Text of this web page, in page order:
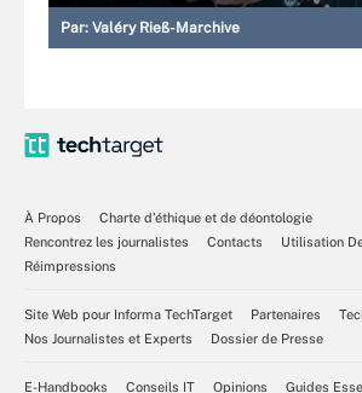
Par: Valéry Rieß-Marchive
À Propos
Charte d’éthique et de déontologie
Rencontrez les journalistes
Contacts
Utilisation
Réimpressions
Site Web pour Informa TechTarget Partenaires
Nos Journalistes et Experts
Dossier de Presse
E-Handbooks Conseils IT Opinions Guides